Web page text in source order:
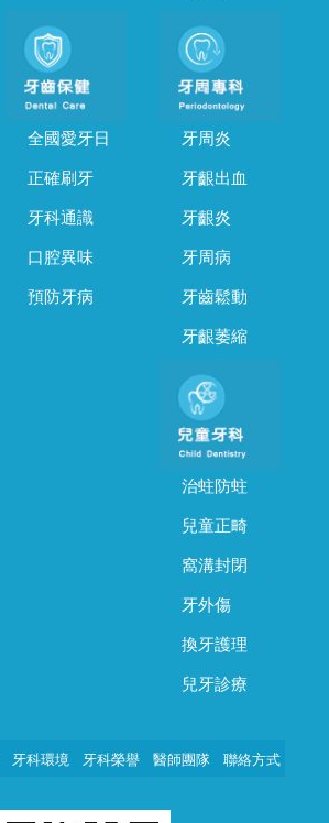
全國愛牙日
正確刷牙
牙科通識
口腔異味
預防牙病
牙周炎
牙齦出血
牙齦炎
牙周病
牙齒鬆動
牙齦萎縮
治蛀防蛀
兒童正畸
窩溝封閉
牙外傷
換牙護理
兒牙診療
牙科環境 牙科榮譽 醫師團隊 聯絡方式